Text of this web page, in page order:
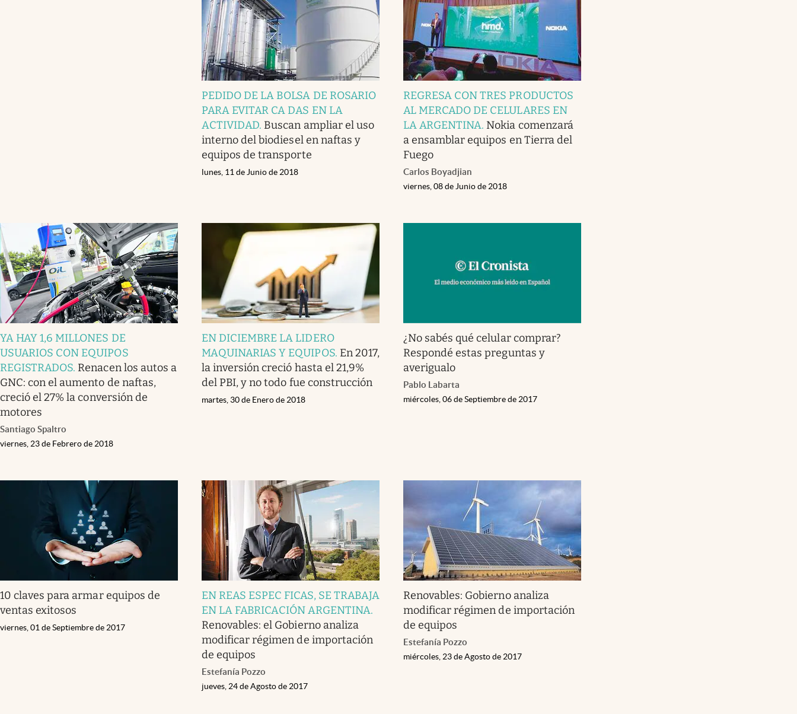
PEDIDO DE LA BOLSA DE ROSARIO
PARA EVITAR CA DAS EN LA
ACTIVIDAD. Buscan ampliar el uso
interno del biodiesel en naftas y
equipos de transporte
lunes, 11 de Junio de 2018
REGRESA CON TRES PRODUCTOS
AL MERCADO DE CELULARES EN
LA ARGENTINA. Nokia comenzará
a ensamblar equipos en Tierra del
Fuego
Carlos Boyadjian
viernes, 08 de Junio de 2018
YA HAY 1,6 MILLONES DE
USUARIOS CON EQUIPOS
REGISTRADOS. Renacen los autos a
GNC: con el aumento de naftas,
creció el 27% la conversión de
motores
Santiago Spaltro
viernes, 23 de Febrero de 2018
EN DICIEMBRE LA LIDERO
MAQUINARIAS Y EQUIPOS. En 2017,
la inversión creció hasta el 21,9%
del PBI, y no todo fue construcción
martes, 30 de Enero de 2018
¿No sabés qué celular comprar?
Respondé estas preguntas y
averigualo
Pablo Labarta
miércoles, 06 de Septiembre de 2017
10 claves para armar equipos de
ventas exitosos
viernes, 01 de Septiembre de 2017
EN REAS ESPEC FICAS, SE TRABAJA
EN LA FABRICACIÓN ARGENTINA.
Renovables: el Gobierno analiza
modificar régimen de importación
de equipos
Estefanía Pozzo
jueves, 24 de Agosto de 2017
Renovables: Gobierno analiza
modificar régimen de importación
de equipos
Estefanía Pozzo
miércoles, 23 de Agosto de 2017